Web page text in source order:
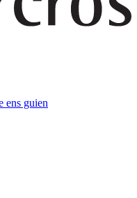
ens guien